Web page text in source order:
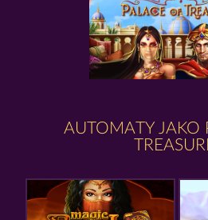
AUTOMATY JAKO